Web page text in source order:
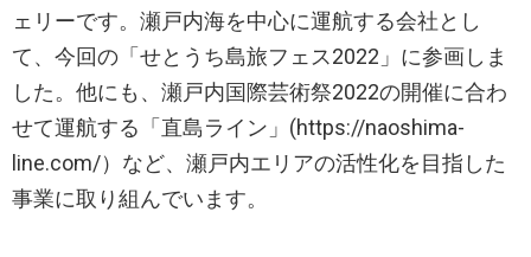
ェリーです。瀬戸内海を中心に運航する会社とし
て、今回の「せとうち島旅フェス2022」に参画しま
した。他にも、瀬戸内国際芸術祭2022の開催に合わ
せて運航する「直島ライン」(https://naoshima-
line.com/）など、瀬戸内エリアの活性化を目指した
事業に取り組んでいます。